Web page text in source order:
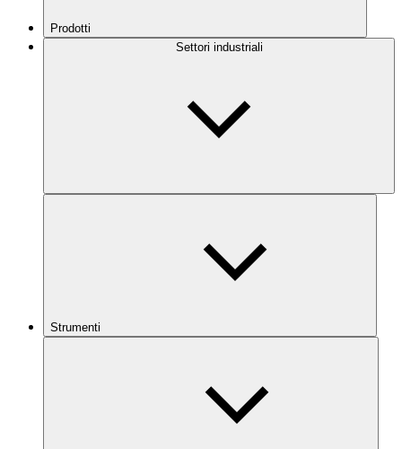
Prodotti
Settori industriali
Strumenti